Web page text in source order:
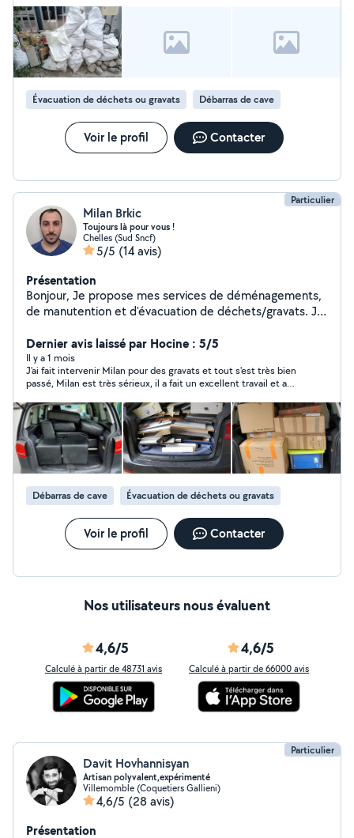
Évacuation de déchets ou gravats Débarras de cave
Voir le profil Contacter
Particulier
Milan Brkic
Toujours là pour vous !
Chelles (Sud Sncf)
5/5 (14 avis)
Présentation
Bonjour, Je propose mes services de déménagements,
de manutention et d'évacuation de déchets/gravats. Je
prends pas la tête, toujours à trouver une solution.
Disponible pour toute demande d'information.
Dernier avis laissé par Hocine : 5/5
Il y a 1 mois
J'ai fait intervenir Milan pour des gravats et tout s'est très bien
passé, Milan est très sérieux, il a fait un excellent travail et a
Débarras de cave Évacuation de déchets ou gravats
Voir le profil Contacter
Nos utilisateurs nous évaluent
4,6/5
Calculé à partir de 48731 avis
4,6/5
Calculé à partir de 66000 avis
Particulier
Davit Hovhannisyan
Artisan polyvalent,expérimenté
Villemomble (Coquetiers Gallieni)
4,6/5 (28 avis)
Présentation